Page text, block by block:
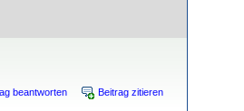
beantworten Beitrag zitieren